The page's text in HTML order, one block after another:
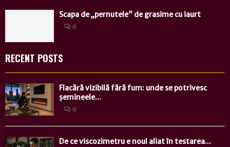
Scapa de „pernutele” de grasime cu iaurt
0
RECENT POSTS
Flacără vizibilă fără fum: unde se potrivesc
șemineele...
0
De ce viscozimetru e noul aliat în testarea...